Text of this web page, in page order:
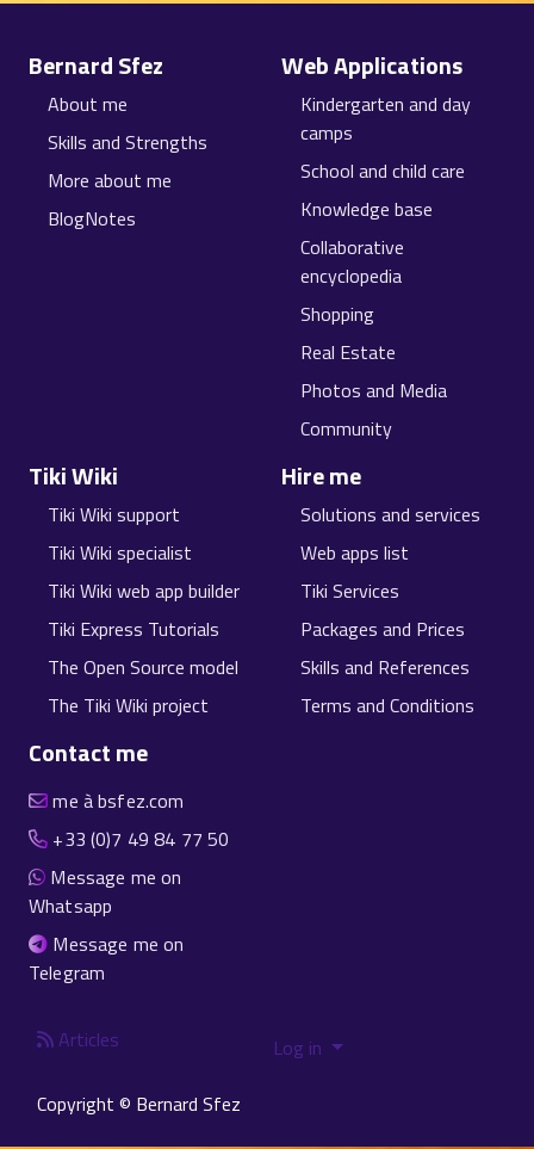
Bernard Sfez
About me
Skills and Strengths
More about me
BlogNotes
Web Applications
Kindergarten and day
camps
School and child care
Knowledge base
Collaborative
encyclopedia
Shopping
Real Estate
Photos and Media
Community
Tiki Wiki
Tiki Wiki support
Tiki Wiki specialist
Tiki Wiki web app builder
Tiki Express Tutorials
The Open Source model
The Tiki Wiki project
Hire me
Solutions and services
Web apps list
Tiki Services
Packages and Prices
Skills and References
Terms and Conditions
Contact me
me à bsfez.com
+33 (0)7 49 84 77 50
Message me on
Whatsapp
Message me on
Telegram
Articles
Log in
Copyright © Bernard Sfez